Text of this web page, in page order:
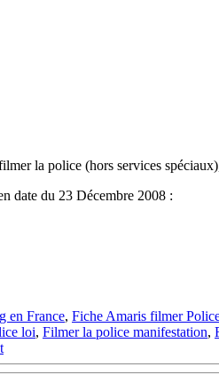
la police (hors services
date du 23 Décembre 2008 :
en France, Fiche Amaris filmer
loi, Filmer la police manifestation,